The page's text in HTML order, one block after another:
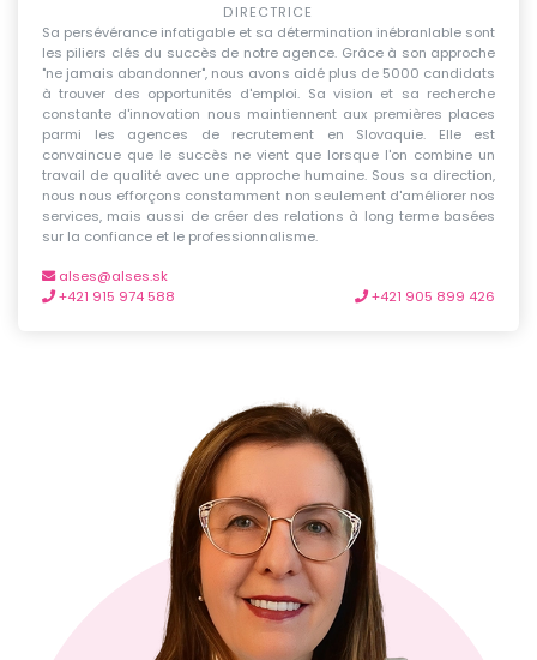
DIRECTRICE
Sa persévérance infatigable et sa détermination inébranlable sont
les piliers clés du succès de notre agence. Grâce à son approche
"ne jamais abandonner", nous avons aidé plus de 5000 candidats
à trouver des opportunités d'emploi. Sa vision et sa recherche
constante d'innovation nous maintiennent aux premières places
parmi les agences de recrutement en Slovaquie. Elle est
convaincue que le succès ne vient que lorsque l'on combine un
travail de qualité avec une approche humaine. Sous sa direction,
nous nous efforçons constamment non seulement d'améliorer nos
services, mais aussi de créer des relations à long terme basées
sur la confiance et le professionnalisme.
alses@alses.sk
+421 915 974 588
+421 905 899 426